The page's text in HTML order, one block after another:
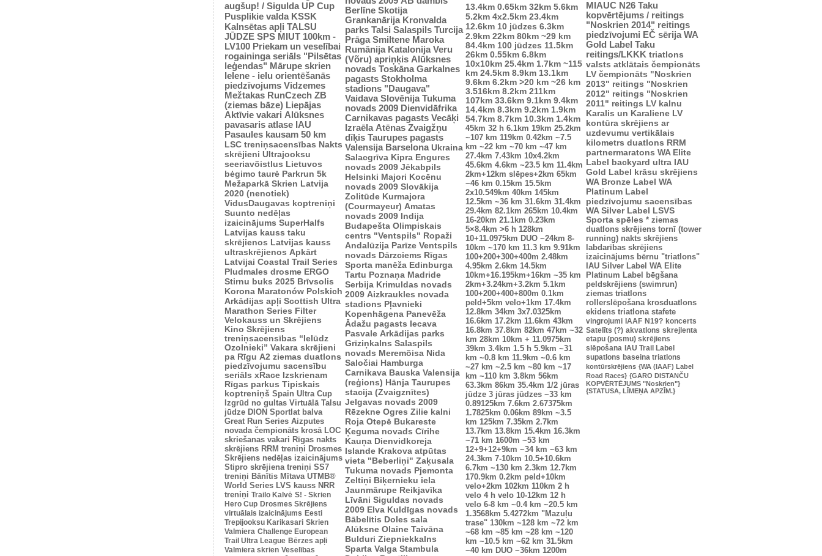
augšup! / Sigulda UP Cup
Pusplikie valda KSSK
Kalnsētas apļi TALSU
JŪDZE SPS MIUT 100km -
LV100 Priekam un veselībai
rogaininga seriāls "Pilsētas
leģendas" Mārupe skrien
Ielene - ielu orientēšanās
piedzīvojums Vidzemes
Mežtakas RunCzech ZB
(ziemas bāze) Liepājas
Aktīvie vakari Alūksnes
pavasaris atlase IAU
Pasaules kausam 50 km
LSC treniņsacensības Nakts
skrējieni Ultrajooksu
seeriavõistlus Lietuvos
bėgimo taurė Parkrun 5k
Mežaparkā Skrien Latvija
2020 (nenotiek)
VidusDaugavas koptreniņi
Suunto nedēļas
izaicinājums SuperHalfs
Latvijas kauss taku
skrējienos Latvijas kauss
ultraskrējienos Apkārt
Latvijai Coastal Trail Series
Pludmales drosme ERGO
Stirnu buks 2025 Brīvsolis
Korona Maratonów Polskich
Arkādijas apļi Scottish Ultra
Marathon Series Filter
Velokauss un Skrējiens
Kino Skrējiens
treniņsacensības “Ielūdz
Ozolnieki” Vakara skrējieni
pa Rīgu A2 ziemas duatlons
piedzīvojumu sacensību
seriāls xRace Izskrienam
Rīgas parkus Tipiskais
koptreniņš Spain Ultra Cup
Izgrūd no gultas Virtuālā Talsu
jūdze DION Sportlat balva
Great Run Series Aizputes
novada čempionāts krosā LOC
skriešanas vakari Rīgas nakts
skrējiens RRM treniņi Drosmes
Skrējiens nedēļas izaicinājums
Stipro skrējiena treniņi SS7
treniņi Bānītis Mītava UTMB®
World Series LVS kauss NRR
treniņi Trailo Kalvė S! - Skrien
Hero Cup Drosmes Skrējiens
virtuālais izaicinājums Eesti
Trepijooksu Karikasari Skrien
Valmiera Challenge European
Trail Ultra League Bērzes apļi
Valmiera skrien Veselības
Berlīne Skotija
Grankanārija Kronvalda
parks Talsi Salaspils Turcija
Prāga Smiltene Maroka
Rumānija Katalonija Veru
(Võru) apriņķis Alūksnes
novads Toskāna Garkalnes
pagasts Stokholma
stadions "Daugava"
Vaidava Slovēnija Tukuma
novads 2009 Dienvidāfrika
Carnikavas pagasts Vecāķi
Izraēla Atēnas Zvaigžņu
dīķis Taurupes pagasts
Valensija Barselona Ukraina
Salacgrīva Kipra Engures
novads 2009 Jēkabpils
Helsinki Majori Kocēnu
novads 2009 Slovākija
Zolitūde Kurmajora
(Courmayeur) Amatas
novads 2009 Indija
Budapešta Olimpiskais
centrs "Ventspils" Ropaži
Andalūzija Parīze Ventspils
novads Dārzciems Rīgas
Sporta manēža Edinburga
Tartu Poznaņa Madride
Serbija Krimuldas novads
2009 Aizkraukles novada
stadions Pļavnieki
Kopenhāgena Panevēža
Ādažu pagasts Iecava
Pasvale Arkādijas parks
Grīziņkalns Salaspils
novads Meremõisa Nida
Saločiai Hamburga
Carnikava Bauska Valensija
(reģions) Hānja Taurupes
stacija (Zvaigznītes)
Jelgavas novads 2009
Rēzekne Ogres Zilie kalni
Roja Otepē Bukareste
Ķeguma novads Cīrihe
Kauņa Dienvidkoreja
Islande Krakova atpūtas
vieta "Beberliņi" Zaķusala
Tukuma novads Pjemonta
Zeltiņi Biķernieku iela
Jaunmārupe Reikjavīka
Līvāni Siguldas novads
2009 Elva Kuldīgas novads
Bābelītis Doles sala
Alūksne Olaine Taivāna
Bulduri Ziepniekkalns
Sparta Valga Stambula
13.4km 0.65km 32km 5.6km
5.2km 4x2.5km 23.4km
12.6km 10 jūdzes 6.3km
2.9km 22km 80km ~29 km
84.4km 100 jūdzes 11.5km
26km 0.55km 6.8km
10x10km 25.4km 1.7km ~115
km 24.5km 8.9km 13.1km
9.6km 6.2km >20 km ~26 km
3.516km 8.2km 211km
107km 33.6km 9.1km 9.4km
14.4km 8.3km 9.2km 1.9km
54.7km 8.7km 10.3km 1.4km
45km 32 h 6.1km 19km 25.2km
~107 km 119km 0.42km ~7.5
km ~22 km ~70 km ~47 km
27.4km 7.43km 10x4.2km
45.6km 4.6km ~23.5 km 11.4km
2km+12km slēpes+2km 65km
~46 km 0.15km 15.5km
2x10.549km 40km 145km
12.5km ~36 km 31.6km 31.4km
29.4km 82.1km 265km 10.4km
16-20km 21.1km 0.23km
5×8.4km >6 h 128km
10+11.0975km DUO ~24km 8-
10km ~170 km 11.3 km 9.91km
100+200+300+400m 2.48km
4.95km 2.6km 14.5km
10km+16.195km+16km ~35 km
2km+3.24km+3.2km 5.1km
100+200+400+800m 0.1km
peld+5km velo+1km 17.4km
12.8km 34km 3x7.0325km
16.6km 17.2km 11.6km 43km
16.8km 37.8km 82km 47km ~32
km 28km 10km + 11.0975km
39km 3.4km 1.5 h 5.9km ~31
km ~0.8 km 11.9km ~0.6 km
~27 km ~2.5 km ~80 km ~17
km ~110 km 3.8km 56km
63.3km 86km 35.4km 1/2 jūras
jūdze 3 jūras jūdzes ~33 km
0.89125km 7.6km 2.67375km
1.7825km 0.06km 89km ~3.5
km 125km 7.35km 2.7km
13.7km 13.8km 15.4km 16.3km
~71 km 1600m ~53 km
12+9+12+9km ~34 km ~63 km
24.3km 7-10km 10.5+10.6km
6.7km ~130 km 2.3km 12.7km
170.9km 0.2km peld+10km
velo+2km 102km 110km 2 h
velo 4 h velo 10-12km 12 h
velo 6-8 km ~0.4 km ~20.5 km
1.3568km 5.4272km "Mazuļu
trase" 130km ~128 km ~72 km
~68 km ~85 km ~28 km ~120
km ~10.5 km ~62 km 31.5km
~40 km DUO ~36km 1200m
MIAUC N26 Taku
kopvērtējums / reitings
"Noskrien 2014" reitings
piedzīvojumi EČ sērija WA
Gold Label Taku
reitings/LKKK triatlons
valsts atklātais čempionāts
LV čempionāts "Noskrien
2013" reitings "Noskrien
2012" reitings "Noskrien
2011" reitings LV kalnu
Karalis un Karaliene LV
kontūra skrējiens ar
uzdevumu vertikālais
kilometrs duatlons RRM
partnermaratons WA Elite
Label backyard ultra IAU
Gold Label krāsu skrējiens
WA Bronze Label WA
Platinum Label
piedzīvojumu sacensības
WA Silver Label LSVS
Sporta spēles * ziemas
duatlons skrējiens tornī (tower
running) nakts skrējiens
labdarības skrējiens
izaicinājums bērnu "triatlons"
IAU Silver Label WA Elite
Platinum Label bēgšana
peldskrējiens (swimrun)
ziemas triatlons
rollerslēpošana krosduatlons
ekidens triatlona stafete
vingrojumi IAAF N19? koncerts
Satelīts (?) akvatlons skrejlenta
etapu (posmu) skrējiens
slēpošana
IAU Trail Label
supatlons baseina triatlons
kontūrskrējiens {WA (IAAF) Label
Road Races} {GARO DISTANČU
KOPVĒRTĒJUMS "Noskrien"}
{STATUSA, LĪMEŅA APZĪM.}